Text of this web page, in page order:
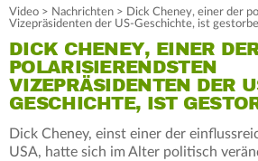
Video > Nachrichten > Dick Cheney, einer der
Vizepräsidenten der US-Geschichte, ist
DICK CHENEY, EINER
POLARISIERENDSTEN
VIZEPRÄSIDENTEN DER
GESCHICHTE, IST
Dick Cheney, einst einer der
USA, hatte sich im Alter politisch